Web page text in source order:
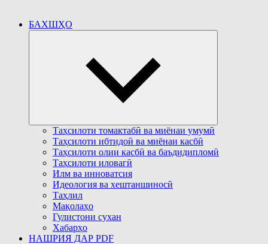
БАХШҲО
Таҳсилоти томактабӣ ва миёнаи умумӣ
Таҳсилоти ибтидоӣ ва миёнаи касбӣ
Таҳсилоти олии касбӣ ва баъдидипломӣ
Таҳсилоти иловагӣ
Илм ва инноватсия
Идеология ва хештаншиносӣ
Таҳлил
Мақолаҳо
Гулистони сухан
Хабарҳо
НАШРИЯ ДАР PDF